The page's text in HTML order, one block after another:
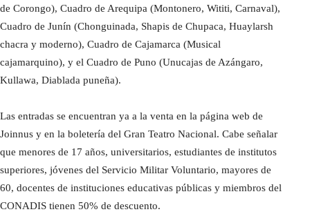
de Corongo), Cuadro de Arequipa (Montonero, Wititi, Carnaval),
Cuadro de Junín (Chonguinada, Shapis de Chupaca, Huaylarsh
chacra y moderno), Cuadro de Cajamarca (Musical
cajamarquino), y el Cuadro de Puno (Unucajas de Azángaro,
Kullawa, Diablada puneña).
Las entradas se encuentran ya a la venta en la página web de
Joinnus y en la boletería del Gran Teatro Nacional. Cabe señalar
que menores de 17 años, universitarios, estudiantes de institutos
superiores, jóvenes del Servicio Militar Voluntario, mayores de
60, docentes de instituciones educativas públicas y miembros del
CONADIS tienen 50% de descuento.